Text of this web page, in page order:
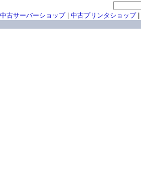
中古サーバーショップ| 中古プリンタショップ|